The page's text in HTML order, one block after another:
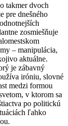
takmer dvoch
pre dnešného
zosmiešňuje
– manipulácia,
aktuálne.
je zábavný
iróniu, slovné
medzi formou
v ktorom sa
po politickú
ľahko